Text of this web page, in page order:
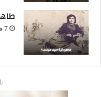
7 فوریه, 2023